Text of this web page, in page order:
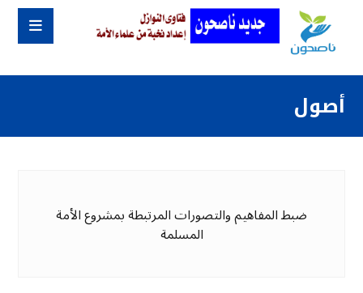
أصول
ضبط المفاهيم والتصورات المرتبطة بمشروع الأمة
المسلمة